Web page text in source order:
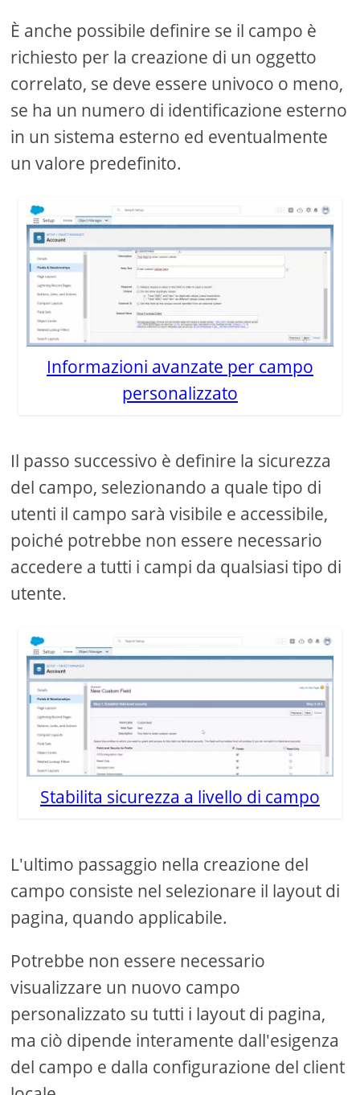
È anche possibile definire se il campo è
richiesto per la creazione di un oggetto
correlato, se deve essere univoco o meno,
se ha un numero di identificazione esterno
in un sistema esterno ed eventualmente
un valore predefinito.
Informazioni avanzate per campo
personalizzato
Il passo successivo è definire la sicurezza
del campo, selezionando a quale tipo di
utenti il ​​campo sarà visibile e accessibile,
poiché potrebbe non essere necessario
accedere a tutti i campi da qualsiasi tipo di
utente.
Stabilita sicurezza a livello di campo
L'ultimo passaggio nella creazione del
campo consiste nel selezionare il layout di
pagina, quando applicabile.
Potrebbe non essere necessario
visualizzare un nuovo campo
personalizzato su tutti i layout di pagina,
ma ciò dipende interamente dall'esigenza
del campo e dalla configurazione del client